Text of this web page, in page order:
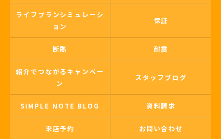
ライフプランシミュレーシ
ョン
保証
断熱 耐震
紹介でつながるキャンペー
ン
スタッフブログ
SIMPLE NOTE BLOG 資料請求
来店予約 お問い合わせ